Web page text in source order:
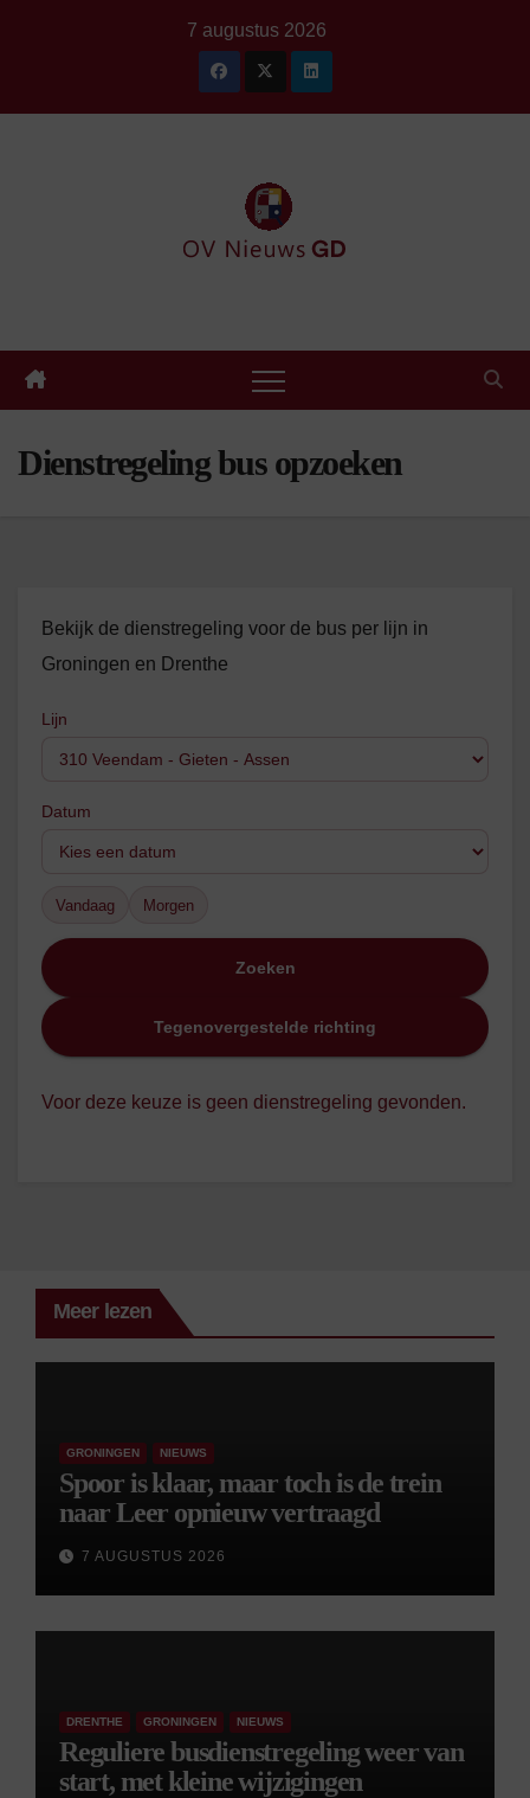
7 augustus 2026
Dienstregeling bus opzoeken
Bekijk de dienstregeling voor de bus per lijn in
Groningen en Drenthe
Lijn
Datum
Vandaag Morgen
Zoeken
Tegenovergestelde richting
Voor deze keuze is geen dienstregeling gevonden.
Meer lezen
GRONINGEN NIEUWS
Spoor is klaar, maar toch is de trein
naar Leer opnieuw vertraagd
7 AUGUSTUS 2026
DRENTHE GRONINGEN NIEUWS
Reguliere busdienstregeling weer van
start, met kleine wijzigingen